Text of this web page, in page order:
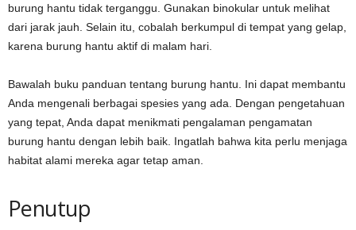
burung hantu tidak terganggu. Gunakan binokular untuk melihat
dari jarak jauh. Selain itu, cobalah berkumpul di tempat yang gelap,
karena burung hantu aktif di malam hari.
Bawalah buku panduan tentang burung hantu. Ini dapat membantu
Anda mengenali berbagai spesies yang ada. Dengan pengetahuan
yang tepat, Anda dapat menikmati pengalaman pengamatan
burung hantu dengan lebih baik. Ingatlah bahwa kita perlu menjaga
habitat alami mereka agar tetap aman.
Penutup